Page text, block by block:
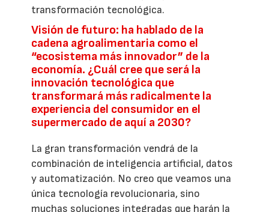
transformación tecnológica.
Visión de futuro: ha hablado de la
cadena agroalimentaria como el
“ecosistema más innovador” de la
economía. ¿Cuál cree que será la
innovación tecnológica que
transformará más radicalmente la
experiencia del consumidor en el
supermercado de aquí a 2030?
La gran transformación vendrá de la
combinación de inteligencia artificial, datos
y automatización. No creo que veamos una
única tecnología revolucionaria, sino
muchas soluciones integradas que harán la